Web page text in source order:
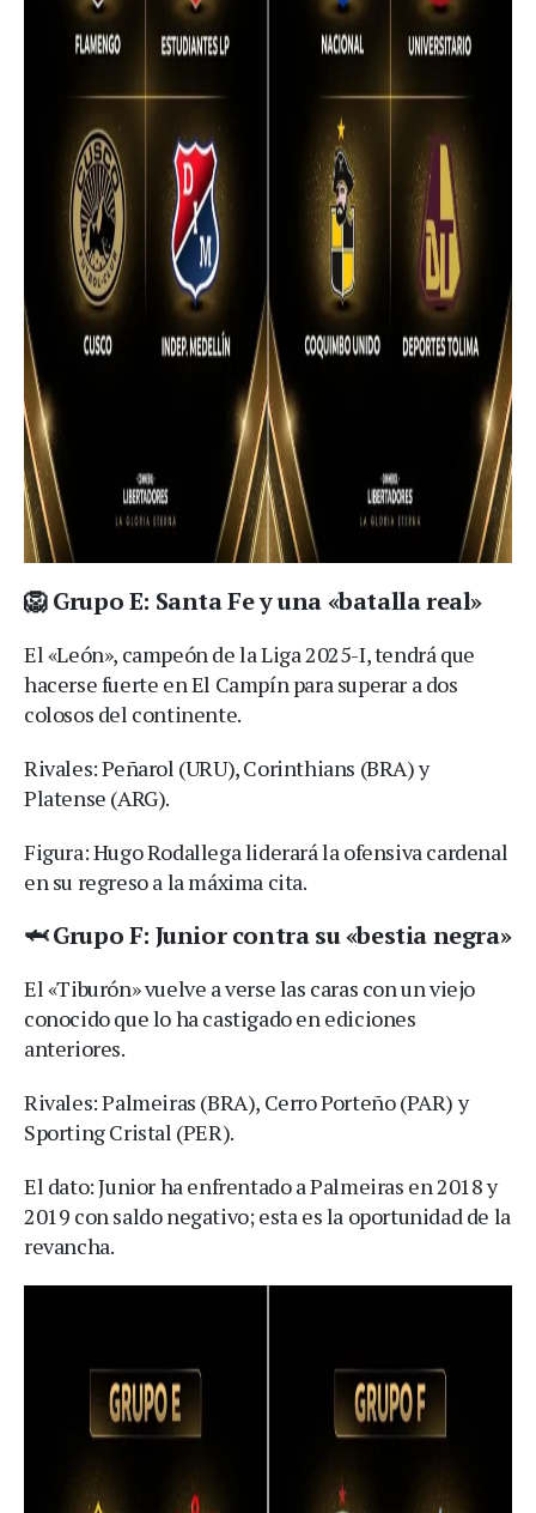
🦁 Grupo E: Santa Fe y una «batalla real»
El «León», campeón de la Liga 2025-I, tendrá que
hacerse fuerte en El Campín para superar a dos
colosos del continente.
Rivales: Peñarol (URU), Corinthians (BRA) y
Platense (ARG).
Figura: Hugo Rodallega liderará la ofensiva cardenal
en su regreso a la máxima cita.
🦈 Grupo F: Junior contra su «bestia negra»
El «Tiburón» vuelve a verse las caras con un viejo
conocido que lo ha castigado en ediciones
anteriores.
Rivales: Palmeiras (BRA), Cerro Porteño (PAR) y
Sporting Cristal (PER).
El dato: Junior ha enfrentado a Palmeiras en 2018 y
2019 con saldo negativo; esta es la oportunidad de la
revancha.